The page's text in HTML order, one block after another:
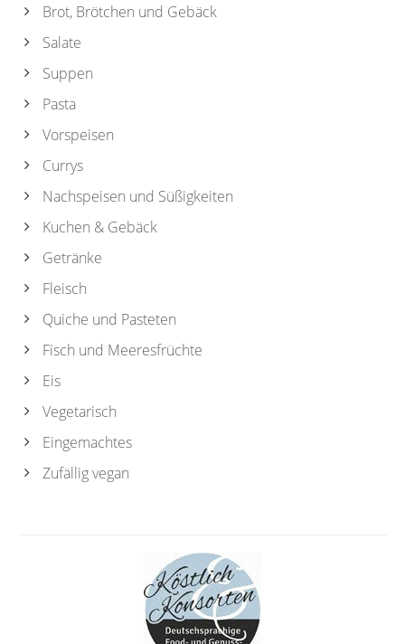
Brot, Brötchen und Gebäck
Salate
Suppen
Pasta
Vorspeisen
Currys
Nachspeisen und Süßigkeiten
Kuchen & Gebäck
Getränke
Fleisch
Quiche und Pasteten
Fisch und Meeresfrüchte
Eis
Vegetarisch
Eingemachtes
Zufällig vegan